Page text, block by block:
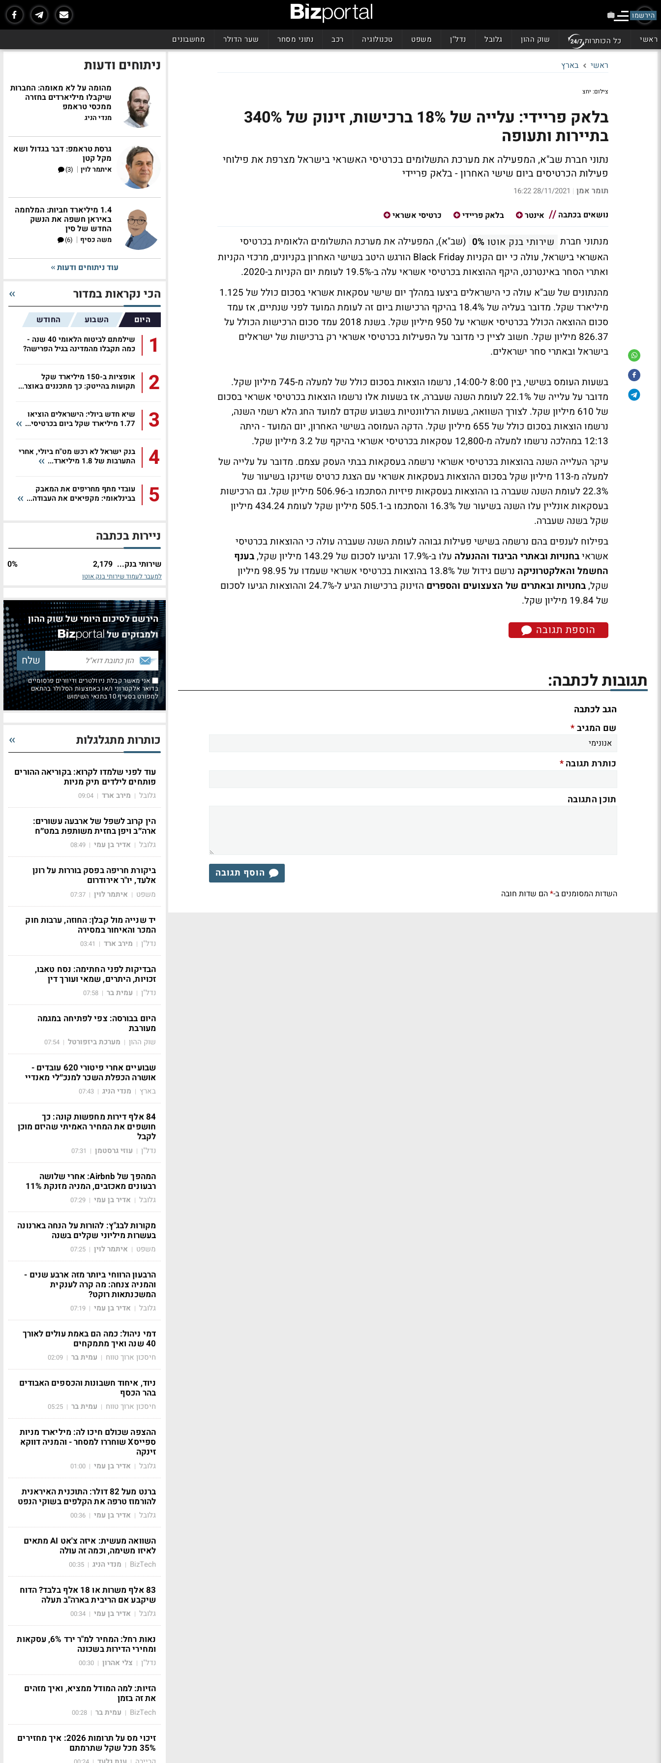
הירשמו
ראשי כל הכותרות שוק ההון גלובל נדל"ן משפט טכנולוגיה רכב נתוני מסחר שער הדולר מחשבונים
ראשי בארץ
צילום: יחצ
בלאק פריידי: עלייה של 18% ברכישות, זינוק של 340%
בתיירות ותעופה
נתוני חברת שב"א, המפעילה את מערכת התשלומים בכרטיסי האשראי בישראל מצרפת את פילוחי
פעילות הכרטיסים ביום שישי האחרון - בלאק פריידי
תומר אמן |
28/11/2021 16:22
נושאים בכתבה אינטר בלאק פריידי כרטיסי אשראי
מנתוני חברת שירותי בנק אוטו 0% (שב"א), המפעילה את מערכת התשלומים הלאומית בכרטיסי
האשראי בישראל, עולה כי יום הקניות Black Friday הורגש היטב בשישי האחרון בקניונים, מרכזי הקניות
ואתרי הסחר באינטרנט, היקף ההוצאות בכרטיסי אשראי עלה ב-19.5% לעומת יום הקניות ב-2020.
מהנתונים של שב"א עולה כי הישראלים ביצעו במהלך יום שישי עסקאות אשראי בסכום כולל של 1.125
מיליארד שקל. מדובר בעליה של 18.4% בהיקף הרכישות ביום זה לעומת המועד לפני שנתיים, אז עמד
סכום ההוצאה הכולל בכרטיסי אשראי על 950 מיליון שקל. בשנת 2018 עמד סכום הרכישות הכולל על
826.37 מיליון שקל. חשוב לציין כי מדובר על הפעילות בכרטיסי אשראי רק ברכישות של ישראלים
בישראל ובאתרי סחר ישראלים.
בשעות העומס בשישי, בין 8:00 ל-14:00, נרשמו הוצאות בסכום כולל של למעלה מ-745 מיליון שקל.
מדובר על עלייה של 22.1% לעומת השנה שעברה, אז בשעות אלו נרשמו הוצאות בכרטיסי אשראי בסכום
של 610 מיליון שקל. לצורך השוואה, בשעות הרלוונטיות בשבוע שקדם למועד החג הלא רשמי השנה,
נרשמו הוצאות בסכום כולל של 655 מיליון שקל. הדקה העמוסה בשישי האחרון, יום המועד - היתה
12:13 במהלכה נרשמו למעלה מ-12,800 עסקאות בכרטיסי אשראי בהיקף של 3.2 מיליון שקל.
עיקר העלייה השנה בהוצאות בכרטיסי אשראי נרשמה בעסקאות בבתי העסק עצמם. מדובר על עלייה של
למעלה מ-113 מיליון שקל בסכום ההוצאות בעסקאות אשראי עם הצגת כרטיס שזינקו בשיעור של
22.3% לעומת השנה שעברה בו ההוצאות בעסקאות פיזיות הסתכמו ב-506.96 מיליון שקל. גם הרכישות
בעסקאות אונליין עלו השנה בשיעור של 16.3% והסתכמו ב-505.1 מיליון שקל לעומת 434.24 מיליון
שקל בשנה שעברה.
בפילוח לענפים בהם נרשמה בשישי פעילות גבוהה לעומת השנה שעברה עולה כי ההוצאות בכרטיסי
אשראיבחנויות ובאתרי הביגוד וההנעלה עלו ב-17.9% והגיעו לסכום של 143.29 מיליון שקל,
בענף
החשמל והאלקטרוניקה
נרשם גידול של 13.8% בהוצאות בכרטיסי אשראי שעמדו על 98.95 מיליון
שקל,בחנויות ובאתרים של הצעצועים והספרים
הזינוק ברכישות הגיע ל-24.7% וההוצאות הגיעו לסכום
של 19.84 מיליון שקל.
הוספת תגובה
תגובות לכתבה:
הגב לכתבה
שם המגיב*
כותרת תגובה*
תוכן התגובה
הוסף תגובה
השדות המסומנים ב-*הם שדות חובה
ניתוחים ודעות
מהומה על לא מאומה: החברות
שיקבלו מיליארדים בחזרה
ממכסי טראמפ
מנדי הניג
גרסת טראמפ: דבר בגדול ושא
מקל קטן
איתמר לוין |
(3)
1.4 מיליארד חביות: המלחמה
באיראן חשפה את הנשק
החדש של סין
משה כסיף |
(6)
עוד ניתוחים ודעות
הכי נקראות במדור
היום השבוע החודש
1
שילמתם לביטוח הלאומי 40 שנה -
כמה תקבלו מהמדינה בגיל הפרישה?
2
אופציות ב-150 מיליארד שקל
תקועות בהייטק: כך מתכננים באוצר...
3
שיא חדש ביולי: הישראלים הוציאו
1.77 מיליארד שקל ביום בכרטיסי...
4
בנק ישראל לא רכש מט"ח ביולי, אחרי
התערבות של 1.8 מיליארד...
5
עובדי מתף מחריפים את המאבק
בבינלאומי: מקפיאים את העבודה...
ניירות בכתבה
שירותי בנק... 2,179
0%
למעבר לעמוד שירותי בנק אוטו
הירשם לסיכום היומי של שוק ההון
ולמבזקים של
אני מאשר קבלת ניוזלטרים ודיוורים פרסומיים
בדואר אלקטרוני ו/או באמצעות הסלולר בהתאם
למפורט בסעיף 10 בתנאי השימוש
כותרות מתגלגלות
עוד לפני שלמדו לקרוא: בקוריאה ההורים
פותחים לילדים תיק מניות
גלובל | מירב ארד |
09:04
הין קרוב לשפל של ארבעה עשורים:
ארה״ב ויפן בחזית משותפת במט״ח
גלובל | אדיר בן עמי |
08:49
ביקורת חריפה בפסק בוררות על רונן
אלעד, יו"ר אירודרום
משפט | איתמר לוין |
07:37
יד שנייה מול קבלן: החוזה, ערבות חוק
המכר והאיחור במסירה
נדל"ן | מירב ארד |
03:41
הבדיקות לפני החתימה: נסח טאבו,
זכויות, היתרים, שמאי ועורך דין
נדל"ן | עמית בר |
07:58
היום בבורסה: צפי לפתיחה במגמה
מעורבת
שוק ההון | מערכת ביזפורטל |
07:54
שבועיים אחרי פיטורי 620 עובדים -
אושרה הכפלת השכר למנכ״לי מאנדיי
בארץ | מנדי הניג |
07:43
84 אלף דירות מחפשות קונה: כך
חושפים את המחיר האמיתי שהיזם מוכן
לקבל
נדל"ן | עוזי גרסטמן |
07:31
המהפך של Airbnb: אחרי שלושה
רבעונים מאכזבים, המניה מזנקת 11%
גלובל | אדיר בן עמי |
07:29
מקורות לבג"ץ: להורות על הנחה בארנונה
בעשרות מיליוני שקלים בשנה
משפט | איתמר לוין |
07:25
הרבעון הרווחי ביותר מזה ארבע שנים -
והמניה צנחה: מה קרה לענקית
המשכנתאות רוקט?
גלובל | אדיר בן עמי |
07:19
דמי ניהול: כמה הם באמת עולים לאורך
40 שנה ואיך מתמקחים
חיסכון ארוך טווח | עמית בר |
02:09
ניוד, איחוד חשבונות והכספים האבודים
בהר הכסף
חיסכון ארוך טווח | עמית בר |
05:25
ההצפה שכולם חיכו לה: מיליארד מניות
ספייסX שוחררו למסחר - והמניה דווקא
זינקה
גלובל | אדיר בן עמי |
01:00
ברנט מעל 82 דולר: התוכנית האיראנית
להורמוז טרפה את הקלפים בשוקי הנפט
גלובל | אדיר בן עמי |
00:36
השוואה מעשית: איזה צ'אט AI מתאים
לאיזו משימה, וכמה זה עולה
BizTech
| מנדי הניג |
00:35
83 אלף משרות או 18 אלף בלבד? הדוח
שיקבע אם הריבית בארה"ב תעלה
גלובל | אדיר בן עמי |
00:34
נאות רחל: המחיר למ"ר ירד 6%, עסקאות
ומחירי הדירות בשכונה
נדל"ן | צלי אהרון |
00:30
הזיות: למה המודל ממציא, ואיך מזהים
את זה בזמן
BizTech
| עמית בר |
00:28
זיכוי מס על תרומות 2026: איך מחזירים
35% מכל שקל שתרמתם